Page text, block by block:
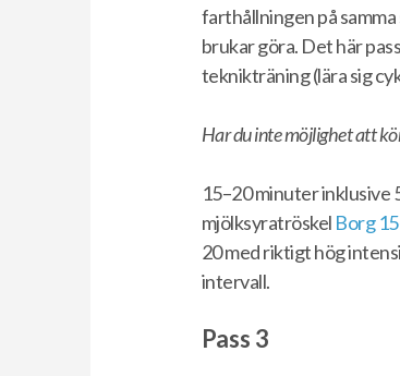
farthållningen på
brukar göra. Det här
teknikträning (lära sig
Har du inte möjlighet att
15–20 minuter inklusive
mjölksyratröskel Borg
20 med riktigt hög
intervall.
Pass 3